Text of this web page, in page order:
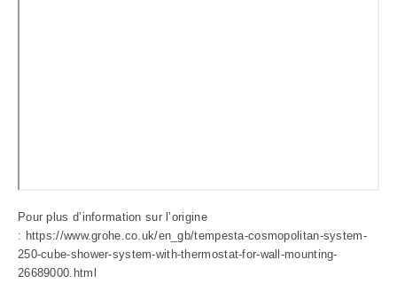
Pour plus d’information sur l’origine
: https://www.grohe.co.uk/en_gb/tempesta-cosmopolitan-system-
250-cube-shower-system-with-thermostat-for-wall-mounting-
26689000.html